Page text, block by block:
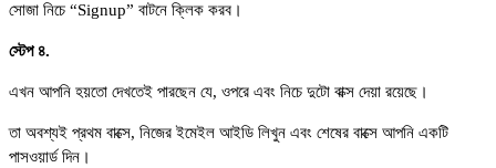
সোজা নিচে “Signup” বাটনে ক্লিক করব।
স্টেপ ৪.
এখন আপনি হয়তো দেখতেই পারছেন যে, ওপরে এবং নিচে দুটো বাক্স দেয়া রয়েছে।
তা অবশ্যই প্রথম বাক্সে, নিজের ইমেইল আইডি লিখুন এবং শেষের বাক্সে আপনি একটি
পাসওয়ার্ড দিন।